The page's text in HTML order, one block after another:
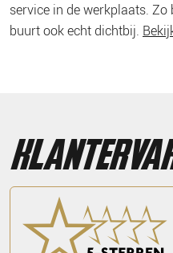
service in de werkplaats.
buurt ook echt dichtbij.